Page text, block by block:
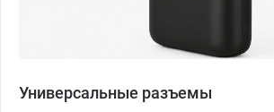
Универсальные разъемы